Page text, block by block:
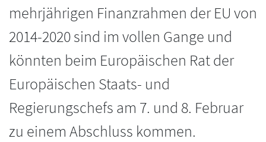
mehrjährigen Finanzrahmen der EU von
2014-2020 sind im vollen Gange und
könnten beim Europäischen Rat der
Europäischen Staats- und
Regierungschefs am 7. und 8. Februar
zu einem Abschluss kommen.